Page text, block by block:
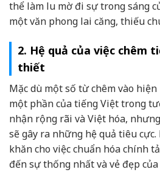
thể làm lu mờ đi sự trong sáng
một văn phong lai căng, thiếu
2. Hệ quả của việc chêm
thiết
Mặc dù một số từ chêm vào
một phần của tiếng Việt trong
nhận rộng rãi và Việt hóa,
sẽ gây ra những hệ quả tiêu
khăn cho việc chuẩn hóa chính
đến sự thống nhất và vẻ đẹp